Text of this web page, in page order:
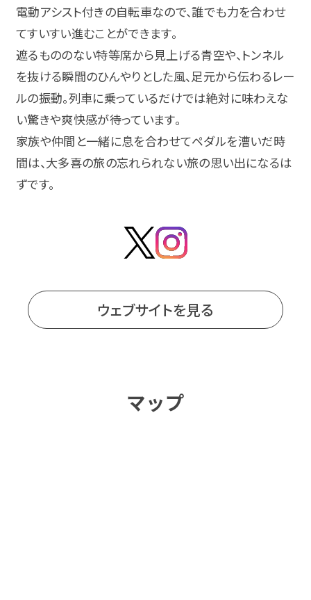
電動アシスト付きの自転車なので、誰でも力を合わせ
てすいすい進むことができます。
遮るもののない特等席から見上げる青空や、トンネル
を抜ける瞬間のひんやりとした風、足元から伝わるレー
ルの振動。列車に乗っているだけでは絶対に味わえな
い驚きや爽快感が待っています。
家族や仲間と一緒に息を合わせてペダルを漕いだ時
間は、大多喜の旅の忘れられない旅の思い出になるは
ずです。
ウェブサイトを見る
マップ